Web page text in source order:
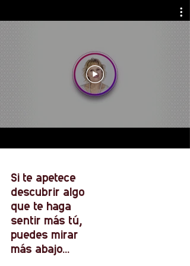
Si te apetece
descubrir algo
que te haga
sentir más tú,
puedes mirar
más abajo...